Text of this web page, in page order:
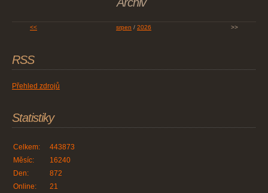
<< srpen / 2026 >>
RSS
Přehled zdrojů
Statistiky
Online: 21
Celkem:
443873
Měsíc:
16240
Den:
872